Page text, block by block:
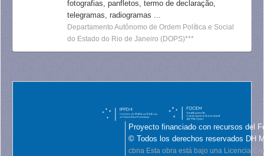
fotografias, panfletos, termo de declaração,
telegramas, radiogramas ...
Departamento Autônomo de Ordem Política e Social
do Estado do Rio de Janeiro (DOPS)***
Proyecto financiado con recursos del
© Todos los derechos reservados DH
cbna Esta obra está bajo una Licencia